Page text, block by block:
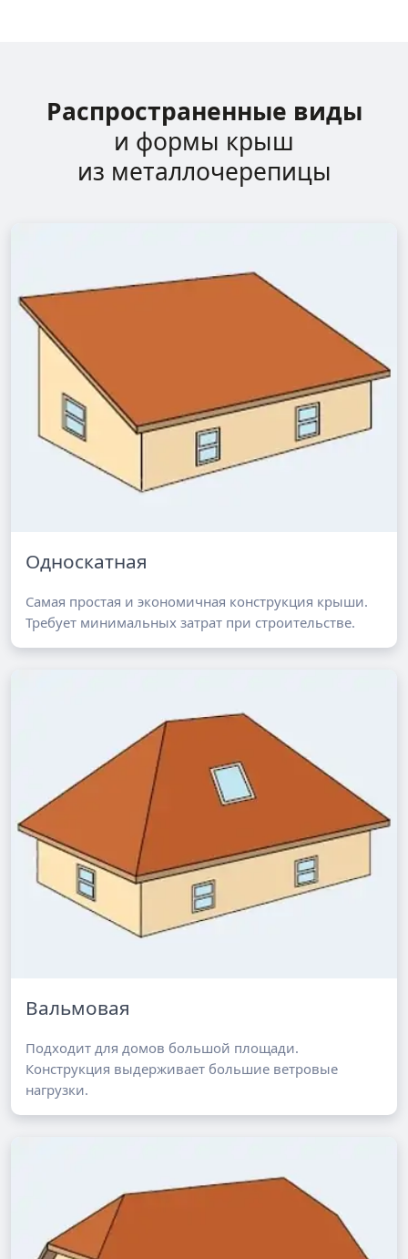
Распространенные виды
и формы крыш
из металлочерепицы
Односкатная
Самая простая и экономичная конструкция крыши.
Требует минимальных затрат при строительстве.
Вальмовая
Подходит для домов большой площади.
Конструкция выдерживает большие ветровые
нагрузки.